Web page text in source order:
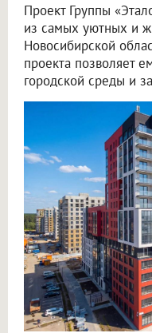
Проект Группы
из самых уютных и
Новосибирской
проекта позволяет
городской среды и